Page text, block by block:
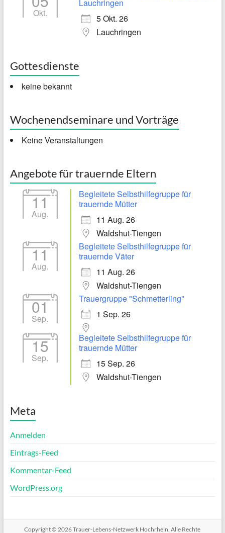
Okt.
Lauchringen
5 Okt. 26
Lauchringen
Gottesdienste
keine bekannt
Wochenendseminare und Vorträge
Keine Veranstaltungen
Angebote für trauernde Eltern
11
Aug.
Begleitete Selbsthilfegruppe für
trauernde Mütter
11 Aug. 26
Waldshut-Tiengen
11
Aug.
Begleitete Selbsthilfegruppe für
trauernde Väter
11 Aug. 26
Waldshut-Tiengen
01
Sep.
Trauergruppe "Schmetterling"
1 Sep. 26
15
Sep.
Begleitete Selbsthilfegruppe für
trauernde Mütter
15 Sep. 26
Waldshut-Tiengen
Meta
Anmelden
Eintrags-Feed
Kommentar-Feed
WordPress.org
Copyright © 2026Trauer-Lebens-Netzwerk Hochrhein. Alle Rechte